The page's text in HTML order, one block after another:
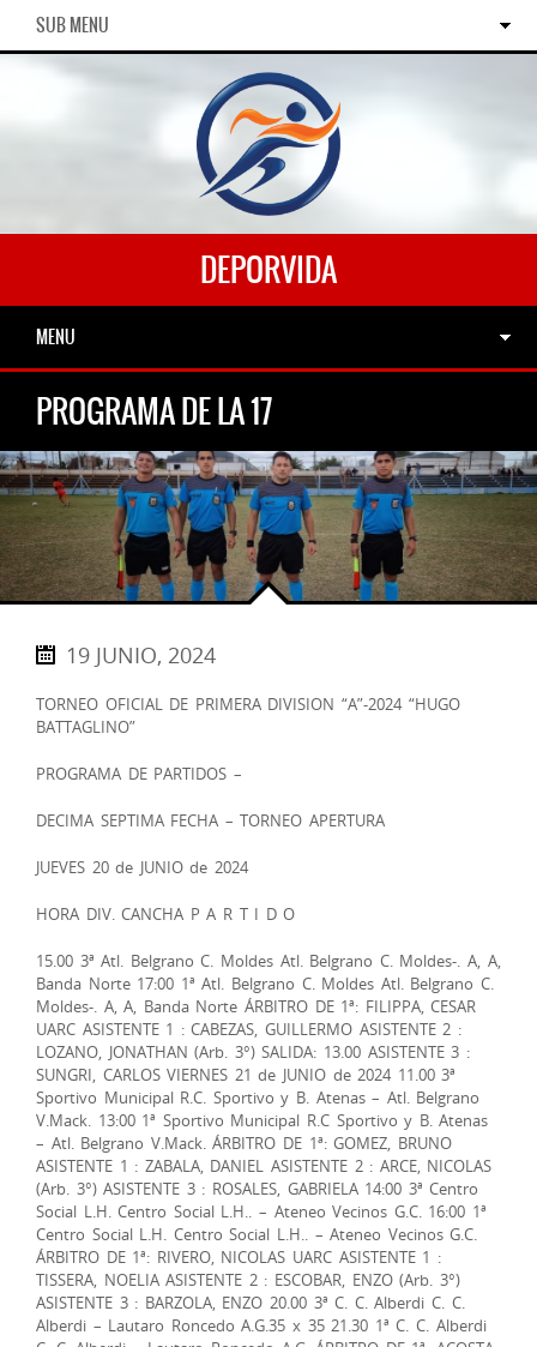
SUB MENU
DEPORVIDA
MENU
PROGRAMA DE LA 17
19 JUNIO, 2024
TORNEO OFICIAL DE PRIMERA DIVISION “A”-2024 “HUGO
BATTAGLINO”
PROGRAMA DE PARTIDOS –
DECIMA SEPTIMA FECHA – TORNEO APERTURA
JUEVES 20 de JUNIO de 2024
HORA DIV. CANCHA P A R T I D O
15.00 3ª Atl. Belgrano C. Moldes Atl. Belgrano C. Moldes-. A, A,
Banda Norte 17:00 1ª Atl. Belgrano C. Moldes Atl. Belgrano C.
Moldes-. A, A, Banda Norte ÁRBITRO DE 1ª: FILIPPA, CESAR
UARC ASISTENTE 1 : CABEZAS, GUILLERMO ASISTENTE 2 :
LOZANO, JONATHAN (Arb. 3°) SALIDA: 13.00 ASISTENTE 3 :
SUNGRI, CARLOS VIERNES 21 de JUNIO de 2024 11.00 3ª
Sportivo Municipal R.C. Sportivo y B. Atenas – Atl. Belgrano
V.Mack. 13:00 1ª Sportivo Municipal R.C Sportivo y B. Atenas
– Atl. Belgrano V.Mack. ÁRBITRO DE 1ª: GOMEZ, BRUNO
ASISTENTE 1 : ZABALA, DANIEL ASISTENTE 2 : ARCE, NICOLAS
(Arb. 3°) ASISTENTE 3 : ROSALES, GABRIELA 14:00 3ª Centro
Social L.H. Centro Social L.H.. – Ateneo Vecinos G.C. 16:00 1ª
Centro Social L.H. Centro Social L.H.. – Ateneo Vecinos G.C.
ÁRBITRO DE 1ª: RIVERO, NICOLAS UARC ASISTENTE 1 :
TISSERA, NOELIA ASISTENTE 2 : ESCOBAR, ENZO (Arb. 3°)
ASISTENTE 3 : BARZOLA, ENZO 20.00 3ª C. C. Alberdi C. C.
Alberdi – Lautaro Roncedo A.G.35 x 35 21.30 1ª C. C. Alberdi